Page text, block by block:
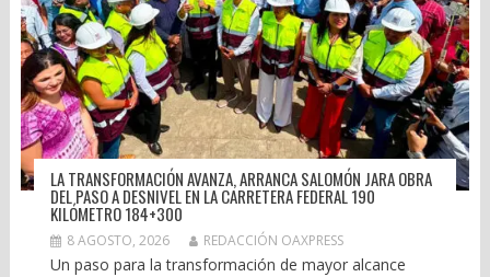
LA TRANSFORMACIÓN AVANZA, ARRANCA SALOMÓN JARA OBRA
DEL PASO A DESNIVEL EN LA CARRETERA FEDERAL 190
KILÓMETRO 184+300
8 AGOSTO, 2026 REDACCIÓN OAXPRESS
Un paso para la transformación de mayor alcance